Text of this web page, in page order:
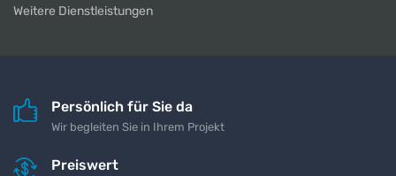
Weitere Dienstleistungen
Persönlich für Sie da
Wir begleiten Sie in Ihrem Projekt
Preiswert